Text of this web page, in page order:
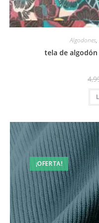
Algodones,
tela de
¡OFERTA!